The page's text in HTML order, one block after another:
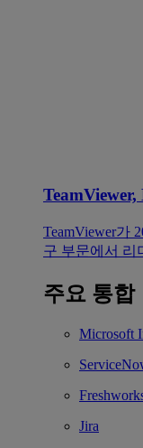
TeamViewer가
구 부문에서 리
주요 통합
Microsoft
Jira